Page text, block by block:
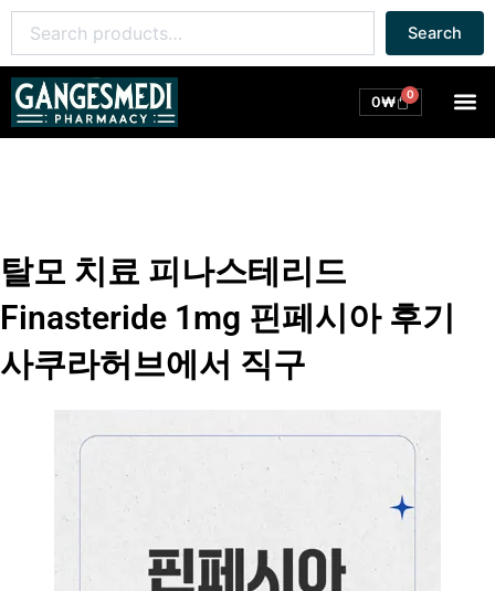
콘
츠
너
for:
Search
0₩ 0
Cart
탈모 치료 피나스테리드
Finasteride 1mg 핀페시아 후기
사쿠라허브에서 직구